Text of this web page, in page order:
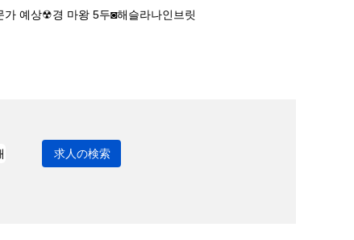
예상☢경 마왕 5두◙해슬라나인브릿